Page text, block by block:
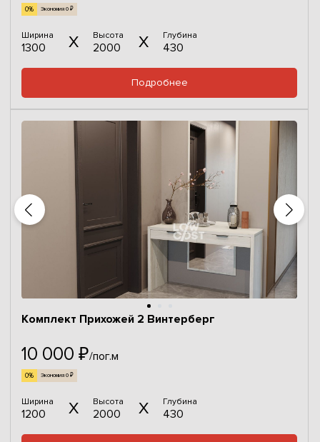
0% Экономия 0 ₽
Ширина
1300
Высота
2000
Глубина
430
Подробнее
Комплект Прихожей 2 Винтерберг
10 000 ₽/пог.м
0% Экономия 0 ₽
Ширина
1200
Высота
2000
Глубина
430